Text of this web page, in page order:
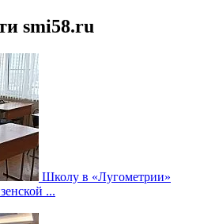
smi58.ru
Школу в «Лугометрии»
...